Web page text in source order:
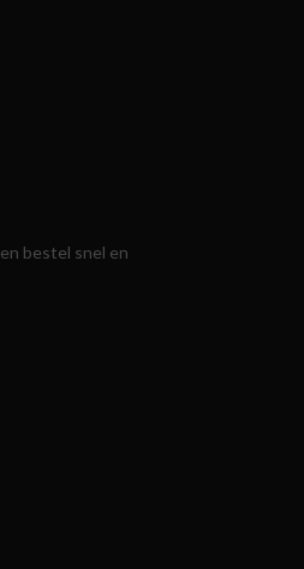
en bestel snel en